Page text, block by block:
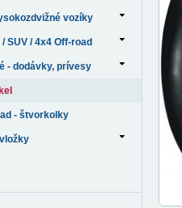
vozíky
SUV / 4x4 Off-road
- dodávky, prívesy
- štvorkolky